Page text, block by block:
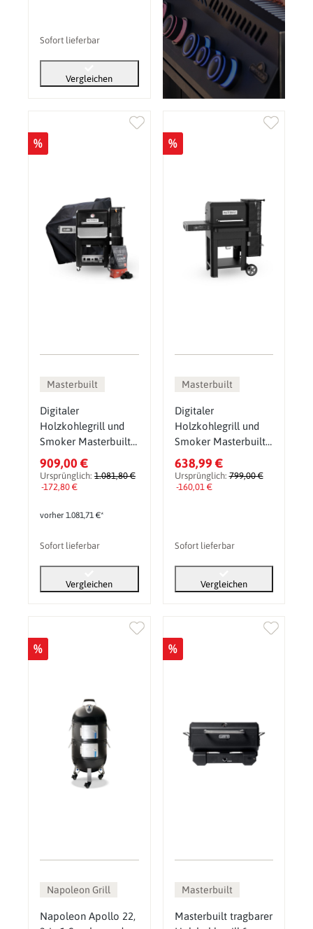
Sofort lieferbar
Vergleichen
%
Masterbuilt
Digitaler
Holzkohlegrill und
Smoker Masterbuilt
Gravity Series 800
Starter-Set inkl.
Abdeckhaube und
909,00 €
Ursprünglich: 1.081,80 €
-172,80 €
vorher 1.081,71 €*
Sofort lieferbar
Vergleichen
%
Masterbuilt
Digitaler
Holzkohlegrill und
Smoker Masterbuilt
Gravity Series 600
638,99 €
Ursprünglich:799,00 €
-160,01 €
Sofort lieferbar
Vergleichen
%
Napoleon Grill
Napoleon Apollo 22,
%
Masterbuilt
Masterbuilt tragbarer